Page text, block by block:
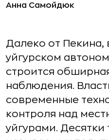
Анна Самойдюк
Далеко от Пекина,
уйгурском
строится
наблюдения.
современные
контроля над
уйгурами. Десятки